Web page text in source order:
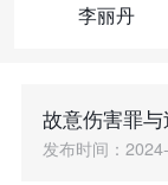
李丽丹
故意伤害罪
发布时间：